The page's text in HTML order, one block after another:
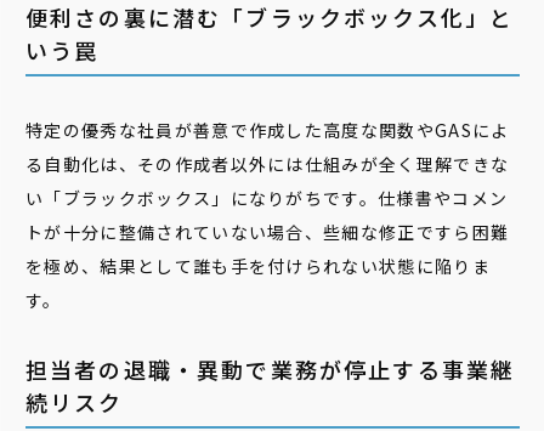
便利さの裏に潜む「ブラックボックス化」と
いう罠
特定の優秀な社員が善意で作成した高度な関数やGASによ
る自動化は、その作成者以外には仕組みが全く理解できな
い「ブラックボックス」になりがちです。仕様書やコメン
トが十分に整備されていない場合、些細な修正ですら困難
を極め、結果として誰も手を付けられない状態に陥りま
す。
担当者の退職・異動で業務が停止する事業継
続リスク